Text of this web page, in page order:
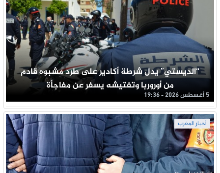
“الديستي” يدل شرطة أكادير على طرد مشبوه قادم
من أوروربا وتفتيشه يسفر عن مفاجأة
5 أغسطس 2026 - 19:36
أخبار المغرب